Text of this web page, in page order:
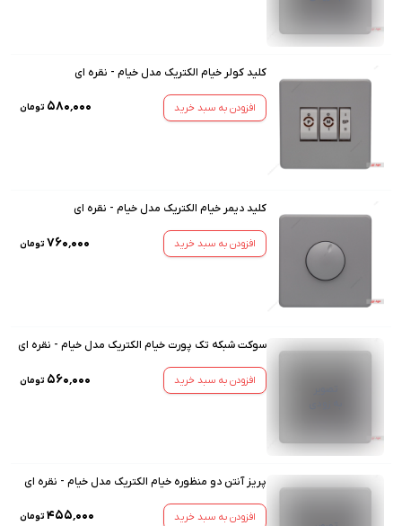
کلید کولر خیام الکتریک مدل خیام - نقره ای
افزودن به سبد خرید ۵۸۰٬۰۰۰ تومان
کلید دیمر خیام الکتریک مدل خیام - نقره ای
افزودن به سبد خرید ۷۶۰٬۰۰۰ تومان
سوکت شبکه تک پورت خیام الکتریک مدل خیام - نقره ای
افزودن به سبد خرید ۵۶۰٬۰۰۰ تومان
پریز آنتن دو منظوره خیام الکتریک مدل خیام - نقره ای
افزودن به سبد خرید ۴۵۵٬۰۰۰ تومان